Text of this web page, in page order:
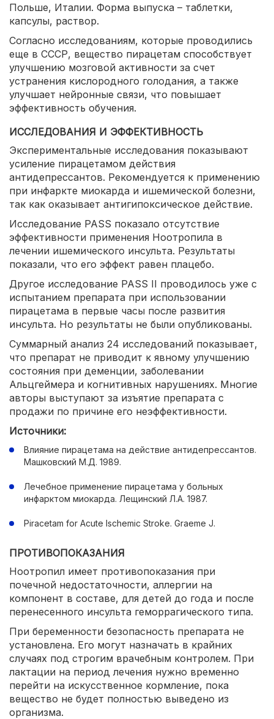
Польше, Италии. Форма выпуска – таблетки,
капсулы, раствор.
Согласно исследованиям, которые проводились
еще в СССР, вещество пирацетам способствует
улучшению мозговой активности за счет
устранения кислородного голодания, а также
улучшает нейронные связи, что повышает
эффективность обучения.
ИССЛЕДОВАНИЯ И ЭФФЕКТИВНОСТЬ
Экспериментальные исследования показывают
усиление пирацетамом действия
антидепрессантов. Рекомендуется к применению
при инфаркте миокарда и ишемической болезни,
так как оказывает антигипоксическое действие.
Исследование PASS показало отсутствие
эффективности применения Ноотропила в
лечении ишемического инсульта. Результаты
показали, что его эффект равен плацебо.
Другое исследование PASS II проводилось уже с
испытанием препарата при использовании
пирацетама в первые часы после развития
инсульта. Но результаты не были опубликованы.
Суммарный анализ 24 исследований показывает,
что препарат не приводит к явному улучшению
состояния при деменции, заболевании
Альцгеймера и когнитивных нарушениях. Многие
авторы выступают за изъятие препарата с
продажи по причине его неэффективности.
Источники:
Влияние пирацетама на действие антидепрессантов.
Машковский М.Д. 1989.
Лечебное применение пирацетама у больных
инфарктом миокарда. Лещинский Л.А. 1987.
Piracetam for Acute Ischemic Stroke. Graeme J.
ПРОТИВОПОКАЗАНИЯ
Ноотропил имеет противопоказания при
почечной недостаточности, аллергии на
компонент в составе, для детей до года и после
перенесенного инсульта геморрагического типа.
При беременности безопасность препарата не
установлена. Его могут назначать в крайних
случаях под строгим врачебным контролем. При
лактации на период лечения нужно временно
перейти на искусственное кормление, пока
вещество не будет полностью выведено из
организма.